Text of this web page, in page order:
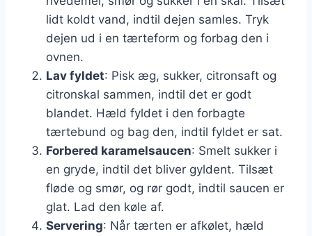
lidt koldt vand, indtil dejen samles. Tryk
dejen ud i en tærteform og forbag den i
ovnen.
Lav fyldet: Pisk æg, sukker, citronsaft og
citronskal sammen, indtil det er godt
blandet. Hæld fyldet i den forbagte
tærtebund og bag den, indtil fyldet er sat.
Forbered karamelsaucen: Smelt sukker i
en gryde, indtil det bliver gyldent. Tilsæt
fløde og smør, og rør godt, indtil saucen er
glat. Lad den køle af.
Servering: Når tærten er afkølet, hæld